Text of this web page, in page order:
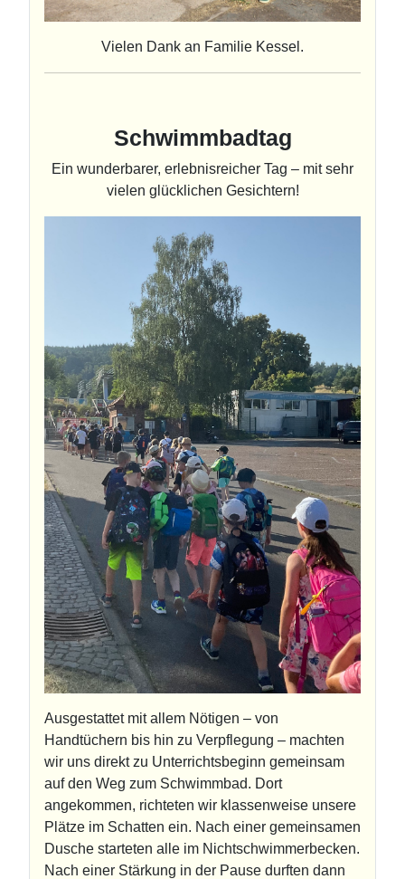
Vielen Dank an Familie Kessel.
Schwimmbadtag
Ein wunderbarer, erlebnisreicher Tag – mit sehr
vielen glücklichen Gesichtern!
Ausgestattet mit allem Nötigen – von
Handtüchern bis hin zu Verpflegung – machten
wir uns direkt zu Unterrichtsbeginn gemeinsam
auf den Weg zum Schwimmbad. Dort
angekommen, richteten wir klassenweise unsere
Plätze im Schatten ein. Nach einer gemeinsamen
Dusche starteten alle im Nichtschwimmerbecken.
Nach einer Stärkung in der Pause durften dann